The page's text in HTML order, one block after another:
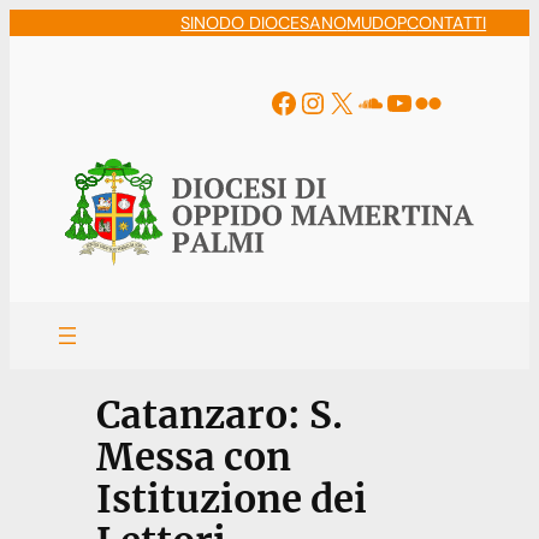
SINODO DIOCESANOMUDOPCONTATTI
Facebook
Instagram
X Soundcloud
YouTube
Flickr
Catanzaro: S.
Messa con
Istituzione dei